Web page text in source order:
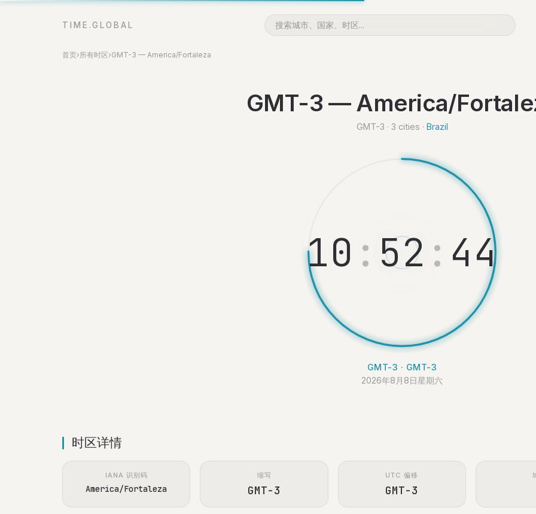
TIME.GLOBAL
首页›所有时区›GMT-3 — America/Fortaleza
GMT-3 — America/
GMT-3 · 3 cities · Brazil
10 : 52 : 45
GMT-3 · GMT-3
2026年8月8日星期六
时区详情
IANA 识别码
America/Fortaleza
缩写
GMT-3
UTC 偏移
GMT-3